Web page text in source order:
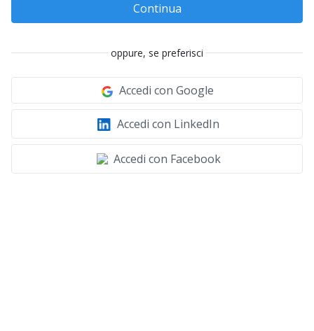
Continua
oppure, se preferisci
Accedi con Google
Accedi con LinkedIn
Accedi con Facebook